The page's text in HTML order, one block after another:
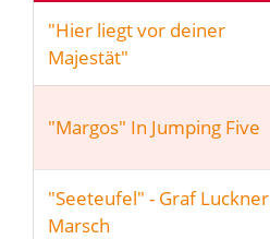
"Hier liegt vor deiner
Majestät"
"Margos" In Jumping Five
"Seeteufel" - Graf Luckner
Marsch